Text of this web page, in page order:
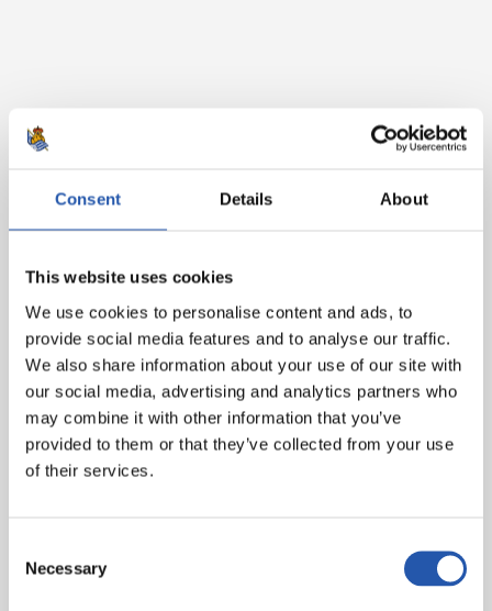
Consent Details About
This website uses cookies
We use cookies to personalise content and ads, to
provide social media features and to analyse our traffic.
We also share information about your use of our site with
our social media, advertising and analytics partners who
may combine it with other information that you’ve
provided to them or that they’ve collected from your use
of their services.
Selection
Necessary